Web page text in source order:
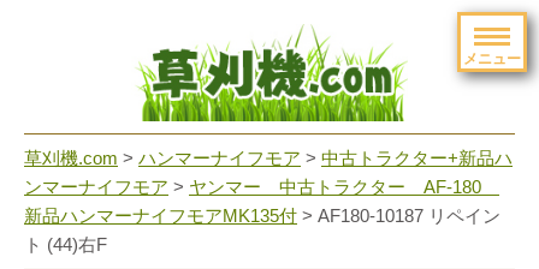
メニュー
草刈機.com > ハンマーナイフモア > 中古トラクター+新品ハ
ンマーナイフモア > ヤンマー 中古トラクター AF-180
新品ハンマーナイフモアMK135付 > AF180-10187 リペイン
ト (44)右F